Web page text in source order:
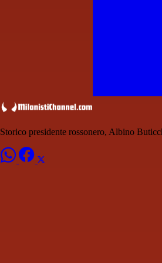
Storico presidente rossonero, Albino